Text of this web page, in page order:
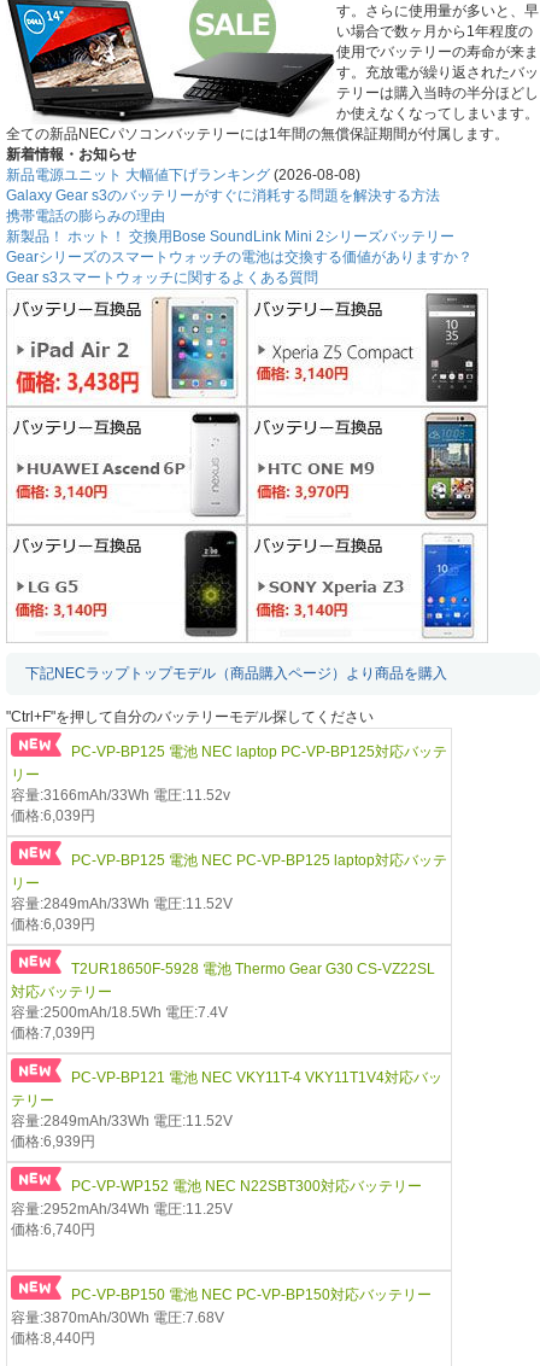
す。さらに使用量が多いと、早
い場合で数ヶ月から1年程度の
使用でバッテリーの寿命が来ま
す。充放電が繰り返されたバッ
テリーは購入当時の半分ほどし
か使えなくなってしまいます。
全ての新品NECパソコンバッテリーには1年間の無償保証期間が付属します。
新着情報・お知らせ
新品電源ユニット 大幅値下げランキング (2026-08-08)
Galaxy Gear s3のバッテリーがすぐに消耗する問題を解決する方法
携帯電話の膨らみの理由
新製品！ ホット！ 交換用Bose SoundLink Mini 2シリーズバッテリー
Gearシリーズのスマートウォッチの電池は交換する価値がありますか？
Gear s3スマートウォッチに関するよくある質問
下記NECラップトップモデル（商品購入ページ）より商品を購入
"Ctrl+F"を押して自分のバッテリーモデル探してください
PC-VP-BP125 電池 NEC laptop PC-VP-BP125対応バッテ
リー
容量:3166mAh/33Wh 電圧:11.52v
価格:6,039円
PC-VP-BP125 電池 NEC PC-VP-BP125 laptop対応バッテ
リー
容量:2849mAh/33Wh 電圧:11.52V
価格:6,039円
T2UR18650F-5928 電池 Thermo Gear G30 CS-VZ22SL
対応バッテリー
容量:2500mAh/18.5Wh 電圧:7.4V
価格:7,039円
PC-VP-BP121 電池 NEC VKY11T-4 VKY11T1V4対応バッ
テリー
容量:2849mAh/33Wh 電圧:11.52V
価格:6,939円
PC-VP-WP152 電池 NEC N22SBT300対応バッテリー
容量:2952mAh/34Wh 電圧:11.25V
価格:6,740円
PC-VP-BP150 電池 NEC PC-VP-BP150対応バッテリー
容量:3870mAh/30Wh 電圧:7.68V
価格:8,440円